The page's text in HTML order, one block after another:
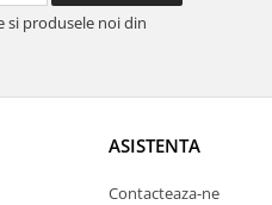
si produsele noi din
ASISTENTA
Contacteaza-ne